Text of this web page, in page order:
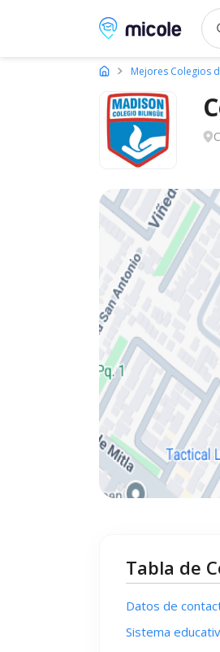
Micole, buscador
Mejores Colegios
Tabla de
Datos de
Sistema